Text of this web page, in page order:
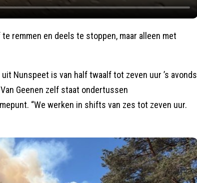
remmen en deels te stoppen, maar alleen met
Nunspeet is van half twaalf tot zeven uur ’s avonds
Geenen zelf staat ondertussen
“We werken in shifts van zes tot zeven uur.